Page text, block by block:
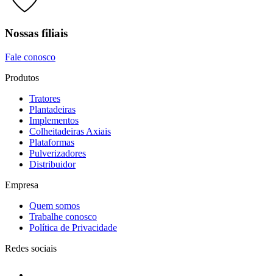
Nossas filiais
Fale conosco
Produtos
Tratores
Plantadeiras
Implementos
Colheitadeiras Axiais
Plataformas
Pulverizadores
Distribuidor
Empresa
Quem somos
Trabalhe conosco
Política de Privacidade
Redes sociais